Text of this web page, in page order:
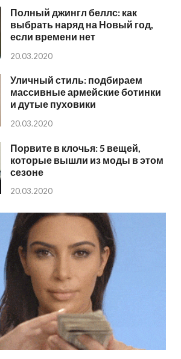
Полный джингл беллс: как
выбрать наряд на Новый год,
если времени нет
20.03.2020
Уличный стиль: подбираем
массивные армейские ботинки
и дутые пуховики
20.03.2020
Порвите в клочья: 5 вещей,
которые вышли из моды в этом
сезоне
20.03.2020